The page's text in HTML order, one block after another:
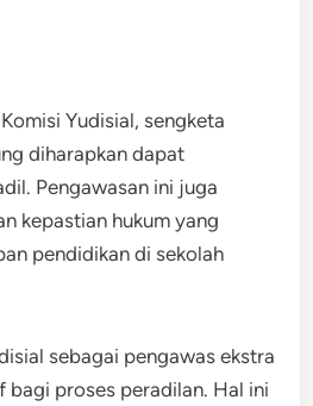
Yudisial, sengketa
diharapkan dapat
Pengawasan ini juga
kepastian hukum yang
pendidikan di sekolah
sebagai pengawas ekstra
proses peradilan. Hal ini